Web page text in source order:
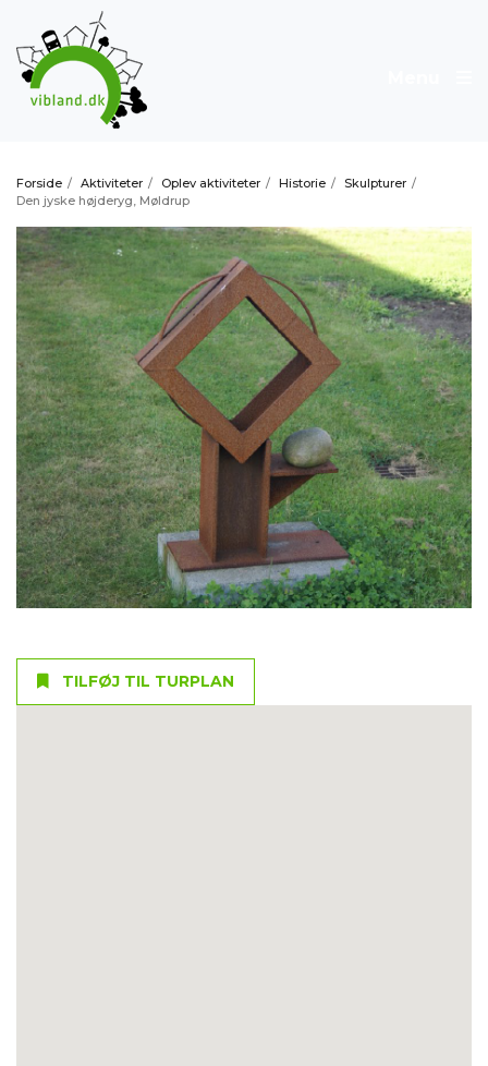
Forside / Aktiviteter / Oplev aktiviteter / Historie / Skulpturer /
Den jyske højderyg, Møldrup
TILFØJ TIL TURPLAN